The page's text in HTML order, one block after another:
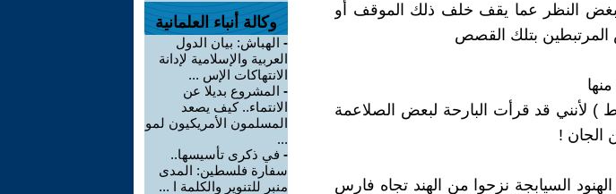
بغض النظر عما يقف خلف ذلك الموقف أَو
المرتبطين بتلك القصص
) لأنني قد قرأت البارحة لبعض الصلاعمة
الجان !
السيابجة نزحوا من الهند تجاه فارس
وكالة أنباء العلمانية
- الهباش: بيان الدول
العربية والإسلامية لإدانة
الانتهاكات الإس ...
- المشروع بديلا عن
الانتماء.. كيف يصعد
المسلمون الأمريكيون لمو
...
- في ذكرى تأسيسها..
سفارة فلسطين: المدى
منبر للتنوير والكلمة ا ...